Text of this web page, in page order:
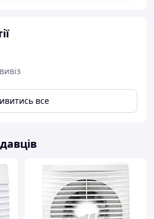
Двигун
никами
коченн
я для
збільш
ення
все